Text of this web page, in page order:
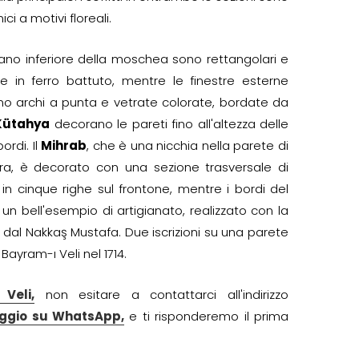
a motivi floreali.
inferiore della moschea sono rettangolari e
in ferro battuto, mentre le finestre esterne
archi a punta e vetrate colorate, bordate da
decorano le pareti fino all'altezza delle
Il Mihrab, che è una nicchia nella parete di
è decorato con una sezione trasversale di
cinque righe sul frontone, mentre i bordi del
bell'esempio di artigianato, realizzato con la
Nakkaş Mustafa. Due iscrizioni su una parete
ı Veli nel 1714.
Veli, non esitare a contattarci all'indirizzo
su WhatsApp,e ti risponderemo il prima